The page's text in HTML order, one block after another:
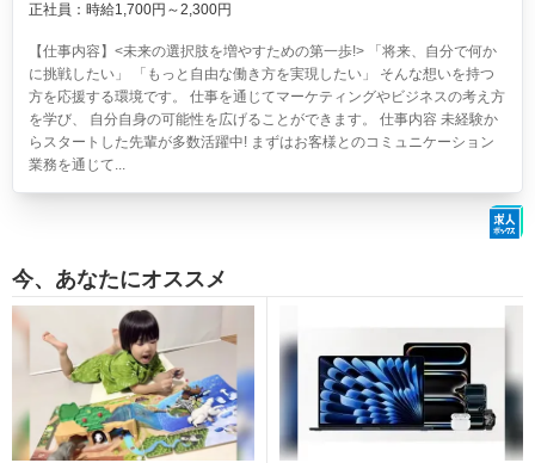
正社員：時給1,700円～2,300円
【仕事内容】<未来の選択肢を増やすための第一歩!> 「将来、自分で何か
に挑戦したい」 「もっと自由な働き方を実現したい」 そんな想いを持つ
方を応援する環境です。 仕事を通じてマーケティングやビジネスの考え方
を学び、 自分自身の可能性を広げることができます。 仕事内容 未経験か
らスタートした先輩が多数活躍中! まずはお客様とのコミュニケーション
業務を通じて...
今、あなたにオススメ